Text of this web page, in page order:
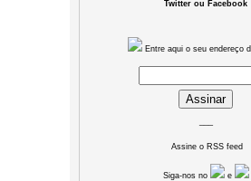
Twitter ou Facebook
Entre aqui o seu endereço
Assine o RSS feed
Siga-nos no e